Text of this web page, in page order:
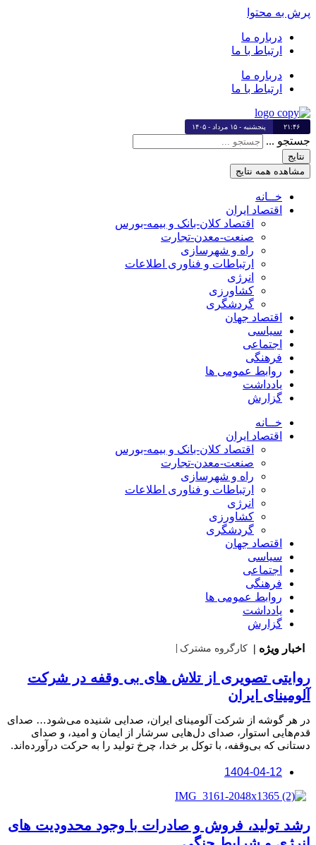
پرش به محتوا
درباره ما
ارتباط با ما
درباره ما
ارتباط با ما
۲۱:۴۶ پنجشنبه - ۱۵ مرداد - ۱۴۰۵
جستجو ...
نتایج
مشاهده همه نتایج
خــانه
اقتصاد ایران
اقتصاد کلان-بانک و بیمه-بورس
صنعت-معدن-تجارت
راه و شهرسازی
ارتباطات و فناوری اطلاعات
انرژی
کشاورزی
گردشگری
اقتصاد جهان
سیاسی
اجتماعی
فرهنگی
روابط عمومی ها
یادداشت
گزارش
خــانه
اقتصاد ایران
اقتصاد کلان-بانک و بیمه-بورس
صنعت-معدن-تجارت
راه و شهرسازی
ارتباطات و فناوری اطلاعات
انرژی
کشاورزی
گردشگری
اقتصاد جهان
سیاسی
اجتماعی
فرهنگی
روابط عمومی ها
یادداشت
گزارش
اخبار ویژه | |
روایتی تصویری از تلاش های بی وقفه در شرکت
آلومینای ایران
در هر گوشه از شرکت آلومینای ایران، صدایی شنیده می‌شود… صدای
قدم‌هایی استوار، صدای دل‌هایی سرشار از ایمان و امید، و صدای
دستانی که بی‌وقفه، با توکل بر خدا، چرخ تولید را به حرکت درآورده‌اند.
1404-04-12
رشد تولید، فروش و صادرات با وجود محدودیت های